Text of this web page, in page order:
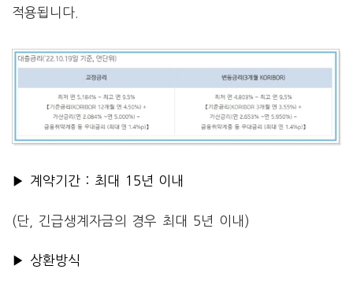
적용됩니다.
▶ 계약기간 : 최대 15년 이내
(단, 긴급생계자금의 경우 최대 5년 이내)
▶ 상환방식